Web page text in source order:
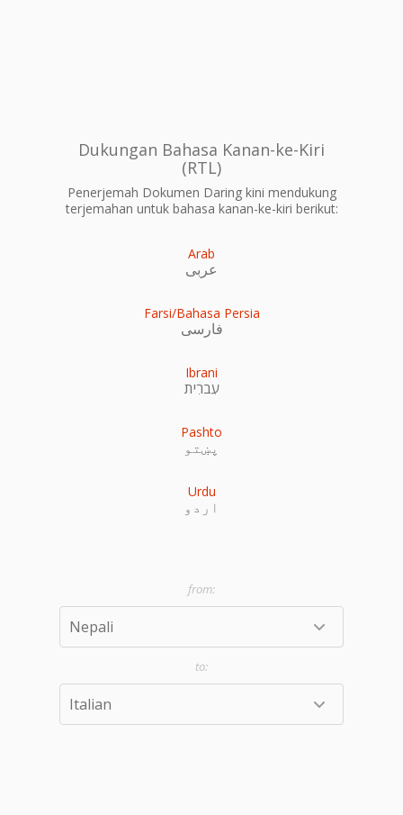
Dukungan Bahasa Kanan-ke-Kiri
(RTL)
Penerjemah Dokumen Daring kini mendukung
terjemahan untuk bahasa kanan-ke-kiri berikut:
Arab
عربى
Farsi/Bahasa Persia
فارسی
Ibrani
עִברִית
Pashto
پښتو
Urdu
اردو